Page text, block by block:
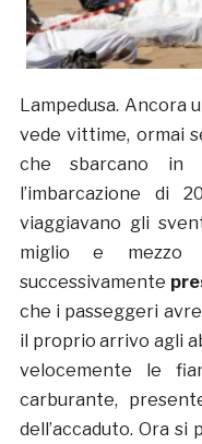
Lampedusa. Ancora
vede vittime, ormai
che sbarcano in
l’imbarcazione di
viaggiavano gli
miglio e mezzo
successivamente
che i passeggeri
il proprio arrivo agli
velocemente le
carburante,
dell’accaduto. Ora